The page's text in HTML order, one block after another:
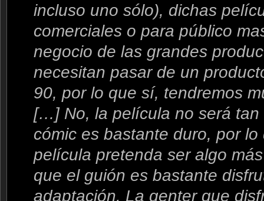
incluso uno sólo), dichas
comerciales o para público
negocio de las grandes
necesitan pasar de un
90, por lo que sí, tendremos
[…] No, la película no será tan
cómic es bastante duro, por
película pretenda ser algo
que el guión es bastante
adaptación. La genter que